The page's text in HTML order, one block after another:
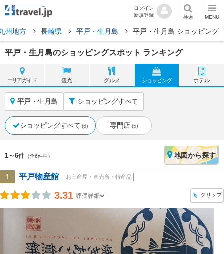
ログイン
新規登録
検索 MENU
州地方 長崎県 平戸・生月島 平戸・生月島 ショッピング
平戸・生月島のショッピングスポット ランキング
エリアガイド 観光 グルメ ショッピング ホテル
平戸・生月島 ショッピングすべて
ショッピングすべて (6) 専門店 (5)
1～6件 （全6件中） 地図から探す
1 平戸物産館 お土産屋・直売所・特産品
3.31 評価詳細 クリップ